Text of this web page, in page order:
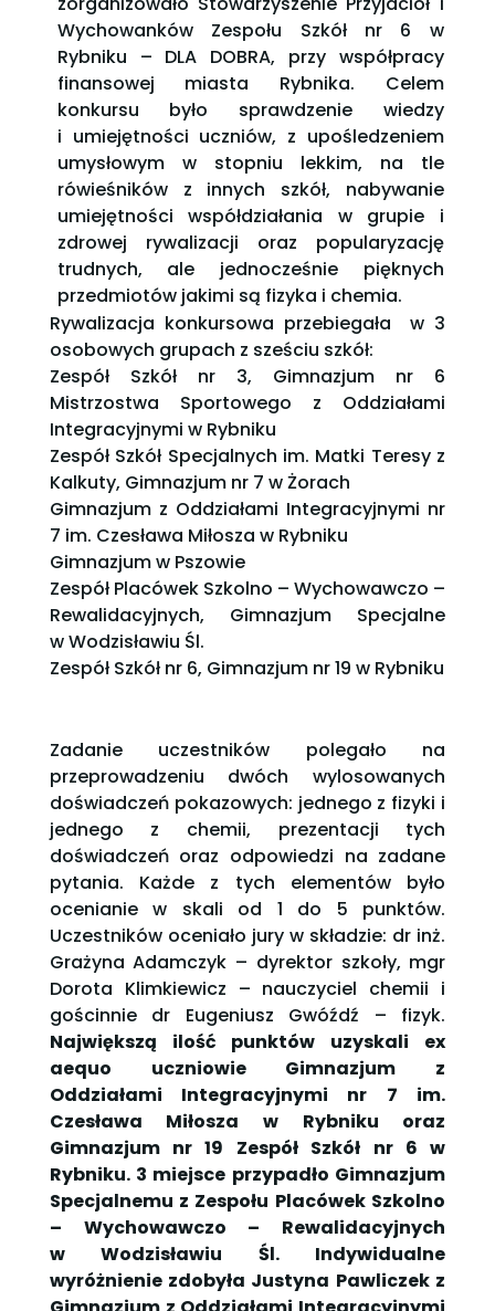
Wychowanków Zespołu Szkół nr 6 w
Rybniku – DLA DOBRA, przy współpracy
finansowej miasta Rybnika. Celem
konkursu było sprawdzenie wiedzy
i umiejętności uczniów, z upośledzeniem
umysłowym w stopniu lekkim, na tle
rówieśników z innych szkół, nabywanie
umiejętności współdziałania w grupie i
zdrowej rywalizacji oraz popularyzację
trudnych, ale jednocześnie pięknych
przedmiotów jakimi są fizyka i chemia.
Rywalizacja konkursowa przebiegała w 3
osobowych grupach z sześciu szkół:
Zespół Szkół nr 3, Gimnazjum nr 6
Mistrzostwa Sportowego z Oddziałami
Integracyjnymi w Rybniku
Zespół Szkół Specjalnych im. Matki Teresy z
Kalkuty, Gimnazjum nr 7 w Żorach
Gimnazjum z Oddziałami Integracyjnymi nr
7 im. Czesława Miłosza w Rybniku
Gimnazjum w Pszowie
Zespół Placówek Szkolno – Wychowawczo –
Rewalidacyjnych, Gimnazjum Specjalne
w Wodzisławiu Śl.
Zespół Szkół nr 6, Gimnazjum nr 19 w Rybniku
Zadanie uczestników polegało na
przeprowadzeniu dwóch wylosowanych
doświadczeń pokazowych: jednego z fizyki i
jednego z chemii, prezentacji tych
doświadczeń oraz odpowiedzi na zadane
pytania. Każde z tych elementów było
ocenianie w skali od 1 do 5 punktów.
Uczestników oceniało jury w składzie: dr inż.
Grażyna Adamczyk – dyrektor szkoły, mgr
Dorota Klimkiewicz – nauczyciel chemii i
gościnnie dr Eugeniusz Gwóźdź – fizyk.
Największą ilość punktów uzyskali ex
aequo uczniowie Gimnazjum z
Oddziałami Integracyjnymi nr 7 im.
Czesława Miłosza w Rybniku oraz
Gimnazjum nr 19 Zespół Szkół nr 6 w
Rybniku. 3 miejsce przypadło Gimnazjum
Specjalnemu z Zespołu Placówek Szkolno
– Wychowawczo – Rewalidacyjnych
w Wodzisławiu Śl. Indywidualne
wyróżnienie zdobyła Justyna Pawliczek z